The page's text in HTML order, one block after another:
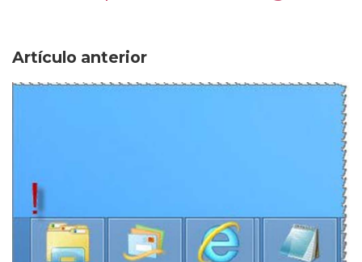
Artículo anterior